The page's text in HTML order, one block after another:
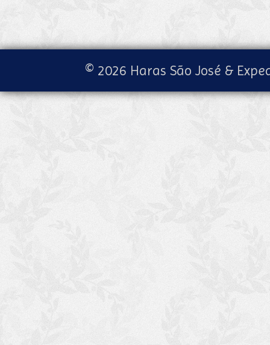
© 2026 Haras São José &